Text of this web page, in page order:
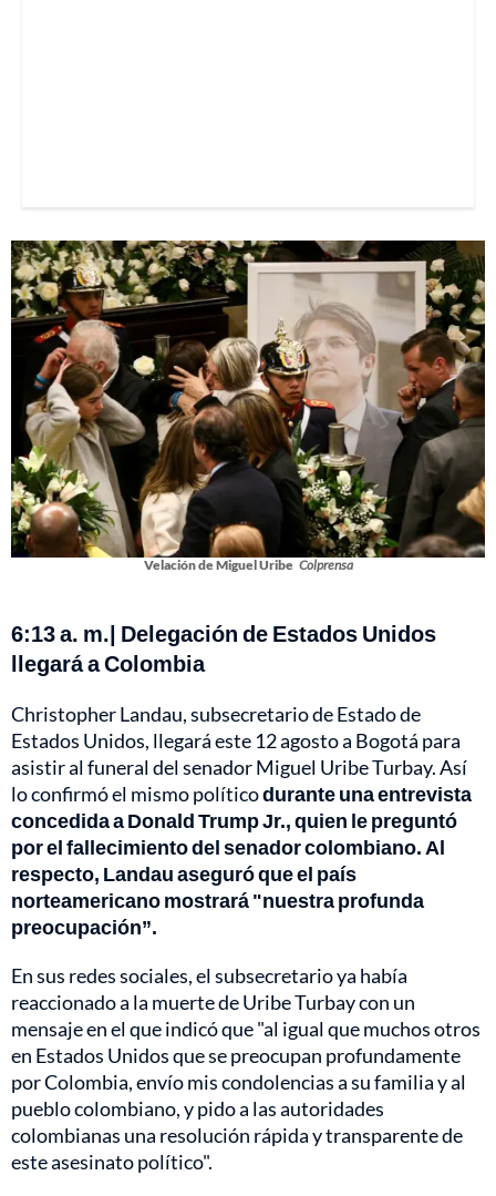
Velación de Miguel Uribe Colprensa
6:13 a. m.| Delegación de Estados Unidos
llegará a Colombia
Christopher Landau, subsecretario de Estado de
Estados Unidos, llegará este 12 agosto a Bogotá para
asistir al funeral del senador Miguel Uribe Turbay. Así
lo confirmó el mismo políticodurante una entrevista
concedida a Donald Trump Jr., quien le preguntó
por el fallecimiento del senador colombiano. Al
respecto, Landau aseguró que el país
norteamericano mostrará "nuestra profunda
preocupación”.
En sus redes sociales, el subsecretario ya había
reaccionado a la muerte de Uribe Turbay con un
mensaje en el que indicó que "al igual que muchos otros
en Estados Unidos que se preocupan profundamente
por Colombia, envío mis condolencias a su familia y al
pueblo colombiano, y pido a las autoridades
colombianas una resolución rápida y transparente de
este asesinato político".